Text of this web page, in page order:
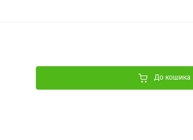
До кошика